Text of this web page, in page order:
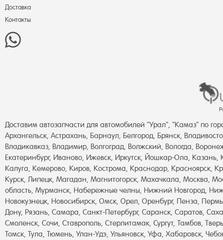
Доставка
Контакты
Доставим автозапчасти для автомобилей "Урал", "Камаз" по
Архангельск, Астрахань, Барнаул, Белгород, Брянск,
Владикавказ, Владимир, Волгоград, Волжский, Вологда,
Екатеринбург, Иваново, Ижевск, Иркутск, Йошкар-Ола, Казань,
Калуга, Кемерово, Киров, Кострома, Краснодар, Красноярск,
Курск, Липецк, Магадан, Магнитогорск, Махачкала, Москва,
область, Мурманск, Набережные челны, Нижний Новгород,
Новокузнецк, Новосибирск, Омск, Орел, Оренбург, Пенза,
Дону, Рязань, Самара, Санкт-Петербург, Саранск, Саратов,
Смоленск, Сочи, Ставрополь, Стерлитамак, Сургут, Тамбов,
Томск, Тула, Тюмень, Улан-Удэ, Ульяновск, Уфа, Хабаровск,